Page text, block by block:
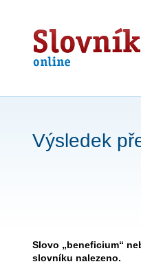
Slovník
online
Výsledek
Slovo „beneficium“
slovníku nalezeno.